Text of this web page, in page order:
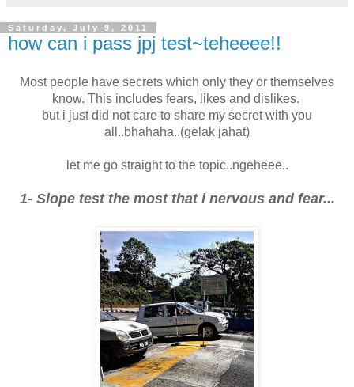
Saturday, July 9, 2011
how can i pass jpj test~teheeee!!
Most people have secrets which only they or themselves
know. This includes fears, likes and dislikes.
but i just did not care to share my secret with you
all..bhahaha..(gelak jahat)
let me go straight to the topic..ngeheee..
1- Slope test the most that i nervous and fear...